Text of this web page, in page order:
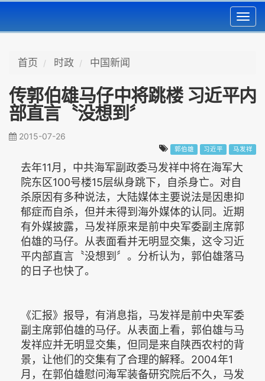
首页 时政 中国新闻
传郭伯雄马仔中将跳楼 习近平内
部直言〝没想到〞
2015-07-26
郭伯雄 习近平 马发祥
去年11月，中共海军副政委马发祥中将在海军大
院东区100号楼15层纵身跳下，自杀身亡。对自
杀原因有多种说法，大陆媒体主要说法是因患抑
郁症而自杀，但并未得到海外媒体的认同。近期
有外媒披露，马发祥原来是前中央军委副主席郭
伯雄的马仔。从表面看并无明显交集，这令习近
平内部直言〝没想到〞。分析认为，郭伯雄落马
的日子也快了。
《汇报》报导，有消息指，马发祥是前中央军委
副主席郭伯雄的马仔。从表面上看，郭伯雄与马
发祥应并无明显交集，但同是来自陕西农村的背
景，让他们的交集有了合理的解释。2004年1
月，在郭伯雄慰问海军装备研究院后不久，马发